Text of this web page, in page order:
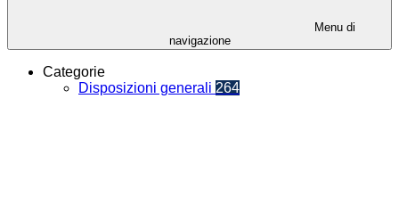
Menu di
navigazione
Categorie
Disposizioni generali 264